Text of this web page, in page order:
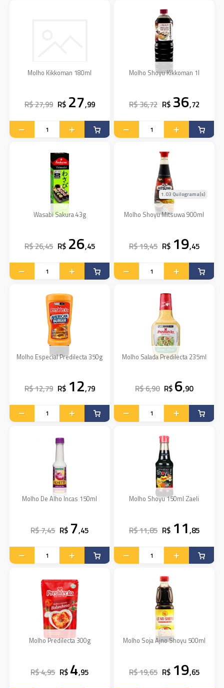
Molho Kikkoman 180ml
R$ 27,99 R$ 27,99
Molho Shoyu Kikkoman 1l
R$ 36,72 R$ 36,72
Wasabi Sakura 43g
R$ 26,45 R$ 26,45
Molho Shoyu Mitsuwa 900ml
1.03 Quilograma(s)
R$ 19,45 R$ 19,45
Molho Especial Predilecta 350g
R$ 12,79 R$ 12,79
Molho Salada Predilecta 235ml
R$ 6,90 R$ 6,90
Molho De Alho Incas 150ml
R$ 7,45 R$ 7,45
Molho Shoyu 150ml Zaeli
R$ 11,85 R$ 11,85
Molho Predilecta 300g
R$ 4,95 R$ 4,95
Molho Soja Ajno Shoyu 500ml
R$ 19,65 R$ 19,65